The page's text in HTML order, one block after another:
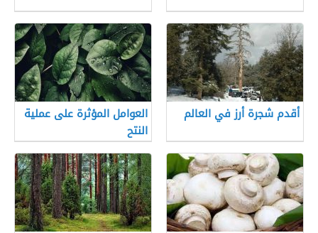
أقدم شجرة أرز في العالم
العوامل المؤثرة على عملية
النتح